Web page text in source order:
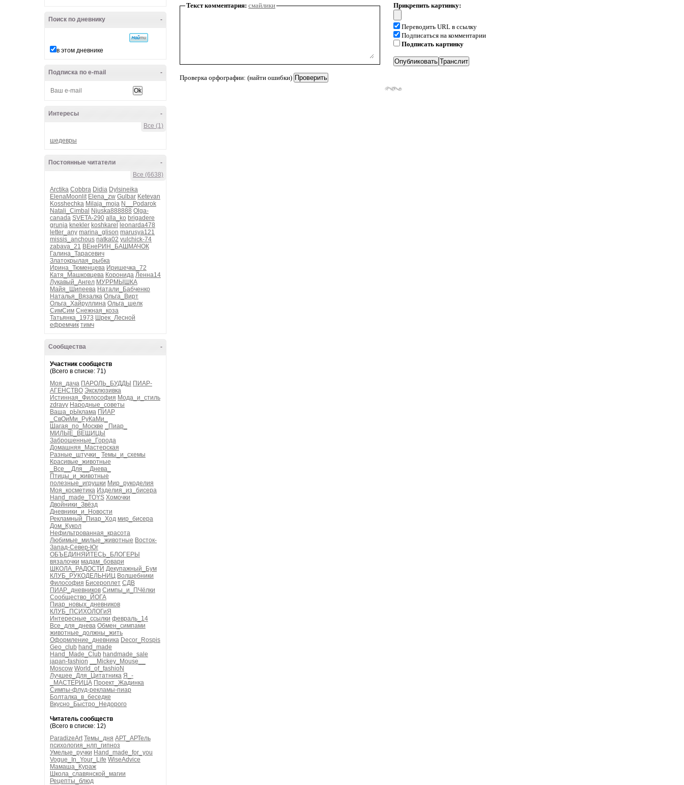
-
Поиск по дневнику
в этом дневнике
-
Подписка по e-mail
-
Интересы
Все (1)
шедевры
-
Постоянные читатели
Все (6638)
Arctika Cobbra Didia Dylsineika
ElenaMoonlit Elena_zw Gulbar Ketevan
Kosshechka Milaja_moja N__Podarok
Natali_Cimbal Njuska888888 Olga-
canada SVETA-290 alla_ko brigadere
grunja knekler koshkarel
leonarda478
letter_any marina_glison marusya121
missis_anchous natka02 yulchick-74
zabava_21 ВЕнеРИН_БАШМАЧОК
Галина_Тарасевич
Златокрылая_рыбка
Ирина_Тюменцева Иришечка_72
Катя_Машковцева Коронида Ленна14
Лукавый_Ангел МУРРМЫШКА
Майя_Шипеева Натали_Бабченко
Наталья_Вязалка Ольга_Вирт
Ольга_Хайруллина Ольга_шелк
СимСим Снежная_коза
Татьянка_1973 Шрек_Лесной
ефремчик тимч
-
Сообщества
Участник сообществ
(Всего в списке: 71)
Моя_дача ПАРОЛЬ_БУДДЫ ПИАР-
АГЕНСТВО Эксклюзивка
Истинная_Философия Мода_и_стиль
zdravy Народные_советы
Ваша_рЫклама ПИАР
_СвОиМи_РуКаМи_
Шагая_по_Москве
_Пиар_
МИЛЫЕ_ВЕЩИЦЫ
Заброшенные_Города
Домашняя_Мастерская
Разные_штучки_
Темы_и_схемы
Красивые_животные
_Все__Для__Днева_
Птицы_и_животные
полезные_игрушки Мир_рукоделия
Моя_косметика Изделия_из_бисера
Hand_made_TOYS Хомочки
Двойники_Звёзд
Дневники_и_Новости
Рекламный_Пиар_Ход мир_бисера
Дом_Кукол
Нефильтрованная_красота
Любимые_милые_животные Восток-
Запад-Север-Юг
ОБЪЕДИНЯЙТЕСЬ_БЛОГЕРЫ
вязалочки мадам_бовари
ШКОЛА_РАДОСТИ Декупажный_Бум
КЛУБ_РУКОДЕЛЬНИЦ Волшебники
Философия Бисероплет СДВ
ПИАР_дневников Симпы_и_ПЧёлки
Сообщество_ЙОГА
Пиар_новых_дневников
КЛУБ_ПСИХОЛОГиЯ
Интересные_ссылки февраль_14
Все_для_днева Обмен_симпами
животные_должны_жить
Оформление_дневника Decor_Rospis
Geo_club hand_made
Hand_Made_Club handmade_sale
japan-fashion
__Mickey_Mouse__
Moscow World_of_fashioN
Лучшее_Для_Цитатника Я_-
_МАСТЕРИЦА Проект_Жадинка
Симпы-флуд-рекламы-пиар
Болталка_в_беседке
Вкусно_Быстро_Недорого
Читатель сообществ
(Всего в списке: 12)
ParadizeArt Темы_дня АРТ_АРТель
психология_нлп_гипноз
Умелые_ручки Hand_made_for_you
Vogue_In_Your_Life WiseAdvice
Мамаша_Кураж
Школа_славянской_магии
Рецепты_блюд
Текст комментария: смайлики
Проверка орфографии: (найти ошибки)
Прикрепить картинку:
Переводить URL в ссылку
Подписаться на комментарии
Подписать картинку